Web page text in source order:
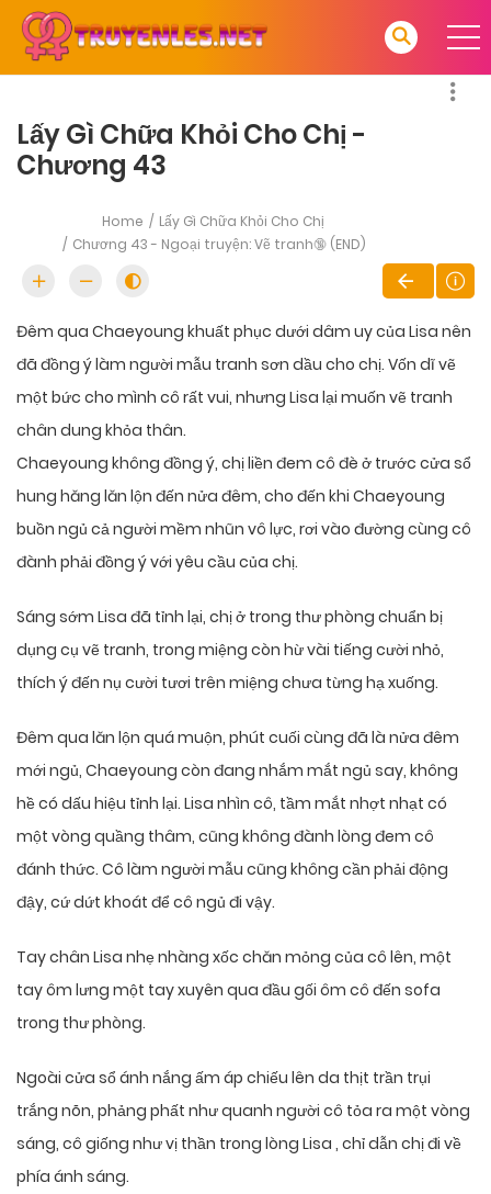
Lấy Gì Chữa Khỏi Cho Chị -
Chương 43
Home
Lấy Gì Chữa Khỏi Cho Chị
Chương 43 - Ngoại truyện: Vẽ tranh🔞 (END)
Đêm qua Chaeyoung khuất phục dưới dâm uy của Lisa nên
đã đồng ý làm người mẫu tranh sơn dầu cho chị. Vốn dĩ vẽ
một bức cho mình cô rất vui, nhưng Lisa lại muốn vẽ tranh
chân dung khỏa thân.
Chaeyoung không đồng ý, chị liền đem cô đè ở trước cửa sổ
hung hăng lăn lộn đến nửa đêm, cho đến khi Chaeyoung
buồn ngủ cả người mềm nhũn vô lực, rơi vào đường cùng cô
đành phải đồng ý với yêu cầu của chị.
Sáng sớm Lisa đã tỉnh lại, chị ở trong thư phòng chuẩn bị
dụng cụ vẽ tranh, trong miệng còn hừ vài tiếng cười nhỏ,
thích ý đến nụ cười tươi trên miệng chưa từng hạ xuống.
Đêm qua lăn lộn quá muộn, phút cuối cùng đã là nửa đêm
mới ngủ, Chaeyoung còn đang nhắm mắt ngủ say, không
hề có dấu hiệu tỉnh lại. Lisa nhìn cô, tầm mắt nhợt nhạt có
một vòng quầng thâm, cũng không đành lòng đem cô
đánh thức. Cô làm người mẫu cũng không cần phải động
đậy, cứ dứt khoát để cô ngủ đi vậy.
Tay chân Lisa nhẹ nhàng xốc chăn mỏng của cô lên, một
tay ôm lưng một tay xuyên qua đầu gối ôm cô đến sofa
trong thư phòng.
Ngoài cửa sổ ánh nắng ấm áp chiếu lên da thịt trần trụi
trắng nõn, phảng phất như quanh người cô tỏa ra một vòng
sáng, cô giống như vị thần trong lòng Lisa , chỉ dẫn chị đi về
phía ánh sáng.